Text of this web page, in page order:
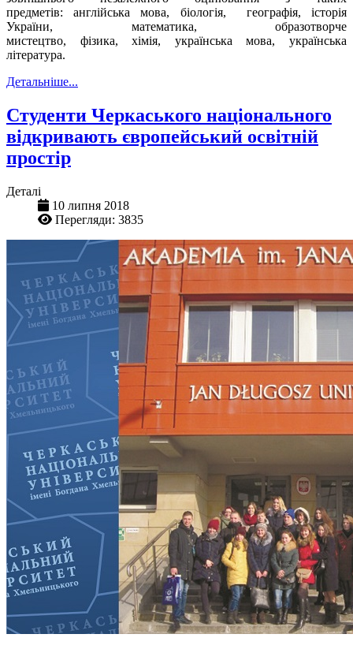
предметів: англійська мова, біологія, географія, історія
України, математика, образотворче
мистецтво, фізика, хімія, українська мова, українська
література.
Детальніше...
Студенти Черкаського національного
відкривають європейський освітній
простір
Деталі
10 липня 2018
Перегляди: 3835